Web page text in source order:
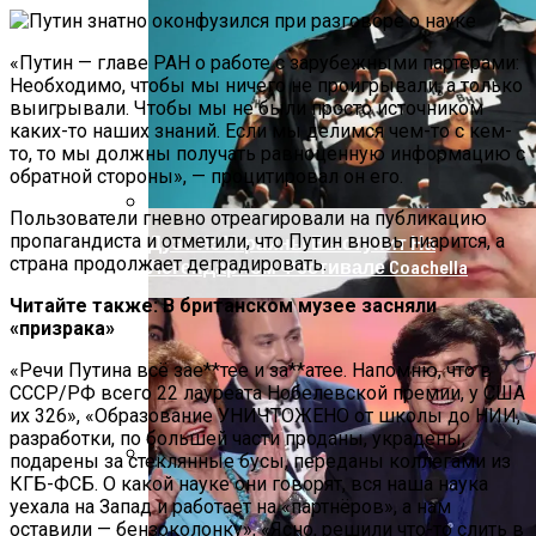
Легковушку: Двое Погибших
Прокурор Хмельницкой Области Умер
От Осложнений Коронавируса
Дуэт Из Украины Выступит На
Легендарном Фестивале Coachella
«Путин — главе РАН о работе с зарубежными партерами:
Необходимо, чтобы мы ничего не проигрывали, а только
выигрывали. Чтобы мы не были просто источником
каких-то наших знаний. Если мы делимся чем-то с кем-
то, то мы должны получать равноценную информацию с
обратной стороны», — процитировал он его.
Пользователи гневно отреагировали на публикацию
пропагандиста и отметили, что Путин вновь пиарится, а
страна продолжает деградировать.
Читайте также: В британском музее засняли
«призрака»
«Речи Путина всё зае**тее и за**атее. Напомню, что в
СССР/РФ всего 22 лауреата Нобелевской премии, у США
их 326», «Образование УНИЧТОЖЕНО от школы до НИИ,
разработки, по большей части проданы, украдены,
подарены за стеклянные бусы, переданы коллегами из
КГБ-ФСБ. О какой науке они говорят, вся наша наука
уехала на Запад и работает на «партнёров», а нам
оставили — бензоколонку», «Ясно, решили что-то слить в